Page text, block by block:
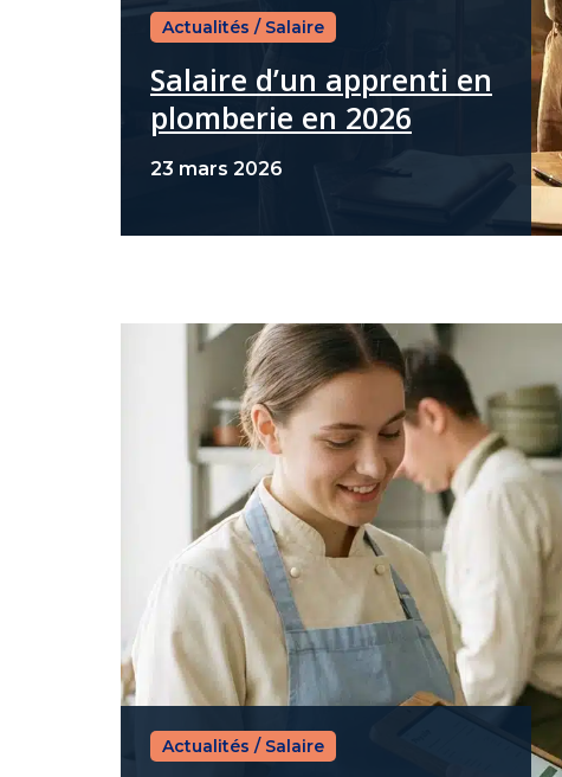
Actualités / Salaire
Salaire d’un apprenti en
plomberie en 2026
23 mars 2026
Actualités / Salaire